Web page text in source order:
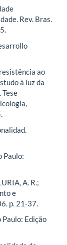
Rev. Bras.
ao
à luz da
Paulo:
A. R.;
e
p. 21-37.
Paulo: Edição